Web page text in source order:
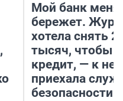
Мой банк меня
бережет.
хотела снять
тысяч, чтобы
кредит, — к
приехала
безопасности